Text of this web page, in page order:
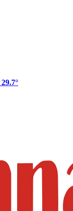
29.7°